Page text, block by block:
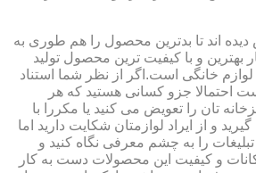
اند تا بدترین محصول را هم طوری به
بهترین و با کیفیت ترین محصول تولید
خانگی است.اگر از نظر شما استناد
احتمالا جزو کسانی هستید که هر
تان را تعویض می کنید یا مکررا با
و از ایراد لوازمتان شکایت دارید اما
تبلیغات را به چشم معرفی نگاه کنید و
و کیفیت این محصولات دست به کار